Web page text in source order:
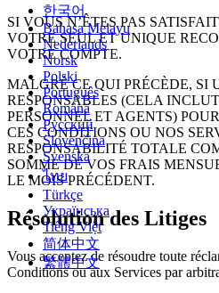
한국어
Bahasa Melayu
Nederlands
Norsk
Polski
Português
Română
Русский
Slovenčina
Svenska
ไทย
Türkçe
Українська
Tiếng Việt
简体中文
繁體中文
SI VOUS N’ÊTES PAS
VOTRE SEUL ET UNIQUE
VOTRE COMPTE.
MALGRÉ CE QUI PRÉCÈDE, SI
RESPONSABLES (CELA
PERSONNEL ET AGENTS)
CES CONDITIONS OU NOS
RESPONSABILITÉ TOTALE
SOMME DE VOS FRAIS
LE MOIS PRÉCÉDENT.
Résolution des Litiges
Vous acceptez de résoudre toute
Conditions ou aux Services par